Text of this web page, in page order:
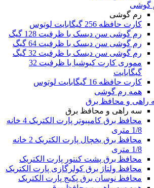
گوشی
رم گوشی
کارت حافظه 256 گیگابایت لوتوس
رم گوشی سن دیسک با ظرفیت 128 گیگ
رم گوشی سن دیسک با ظرفیت 64 گیگ
رم گوشی سن دیسک با ظرفیت 32 گیگ
مموری کارت کیوشیا با ظرفیت 32
گیگابایت
کارت حافظه 16 گیگابایت لوتوس
همه رم گوشی
راهی و محافظ برق
سه راهی و محافظ برق
محافظ برق کامپیوتر پارت الکتریک 4 خانه
1/8 متری
محافظ برق یخچال پارت الکتریک 2 خانه
1/8 متری
محافظ برق پشت کنتور پارت الکتریک
محافظ ولتاژ برق کولرگازی پارت الکتریک
محافظ نوسان برق پکیج پارت الکتریک